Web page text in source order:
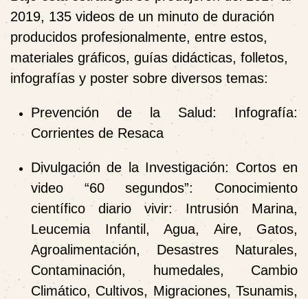
2019, 135 videos de un minuto de duración
producidos profesionalmente, entre estos,
materiales gráficos, guías didácticas, folletos,
infografías y poster sobre diversos temas:
Prevención de la Salud: Infografía:
Corrientes de Resaca
Divulgación de la Investigación: Cortos en
video “60 segundos”: Conocimiento
científico diario vivir: Intrusión Marina,
Leucemia Infantil, Agua, Aire, Gatos,
Agroalimentación, Desastres Naturales,
Contaminación, humedales, Cambio
Climático, Cultivos, Migraciones, Tsunamis,